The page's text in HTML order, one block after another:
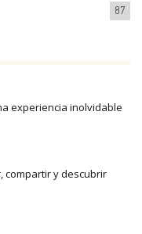
87
experiencia inolvidable
compartir y descubrir